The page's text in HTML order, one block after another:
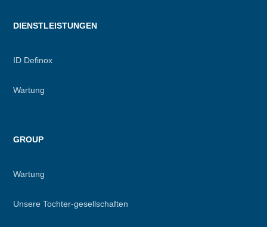
DIENSTLEISTUNGEN
ID Definox
Wartung
GROUP
Wartung
Unsere Tochter-gesellschaften